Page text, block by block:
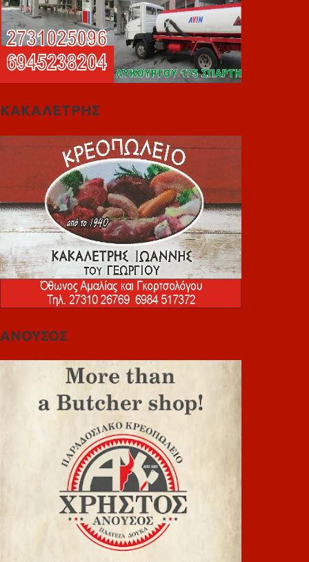
ΚΑΚΑΛΕΤΡΗΣ
ΑΝΟΥΣΟΣ